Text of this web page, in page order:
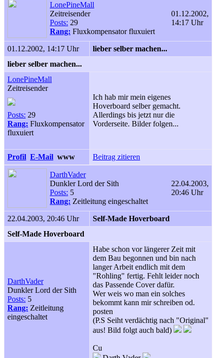
LonePineMall
Zeitreisender
Posts: 29
Rang: Fluxkompensator fluxuiert
01.12.2002,
14:17 Uhr
01.12.2002, 14:17 Uhr
lieber selber machen...
lieber selber machen...
LonePineMall
Zeitreisender
Posts: 29
Rang: Fluxkompensator
fluxuiert
Ich hab mir mein eigenes
Hoverboard selber gemacht.
Allerdings bis jetzt nur die
Vorderseite. Bilder folgen...
Profil E-Mail www Beitrag zitieren
DarthVader
Dunkler Lord der Sith
Posts: 5
Rang: Zeitleitung eingeschaltet
22.04.2003,
20:46 Uhr
22.04.2003, 20:46 Uhr
Self-Made Hoverboard
Self-Made Hoverboard
DarthVader
Dunkler Lord der Sith
Posts: 5
Rang: Zeitleitung
eingeschaltet
Habe schon vor längerer Zeit mit
dem Bau begonnen und bin nach
langer Arbeit endlich mit dem
"Rohling" fertig. Fehlt leider noch
das Passende Cover dafür.
Wer weis wo man ein solches
bekommt kann mir schreiben od.
posten
(P.S Seiht verdächtig nach "Original"
aus! Bild folgt auch bald)
Cu